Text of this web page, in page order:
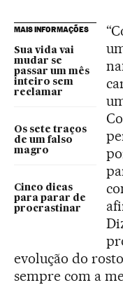
MAIS INFORMAÇÕES
Sua vida vai
mudar se
passar um mês
inteiro sem
reclamar
Os sete traços
de um falso
magro
Cinco dicas
para parar de
procrastinar
evolução do
sempre com a